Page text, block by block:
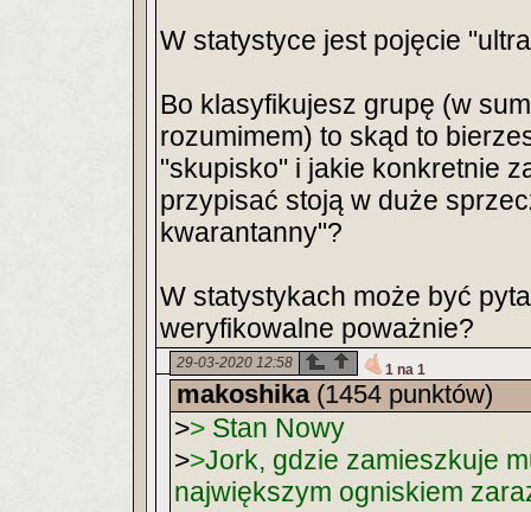
W statystyce jest pojęcie
Bo klasyfikujesz grupę (w
rozumimem) to skąd to
"skupisko" i jakie konkretnie
przypisać stoją w duże
kwarantanny"?
W statystykach może być
weryfikowalne poważnie?
29-03-2020 12:58 1 na 1
makoshika(1454 punktów)
>> Stan Nowy
>>Jork, gdzie zamieszkuje
największym ogniskiem